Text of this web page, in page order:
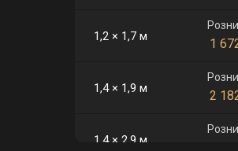
1,2 × 1,7 м 1
1,4 × 1,9 м 2
1,4 × 2,9 м